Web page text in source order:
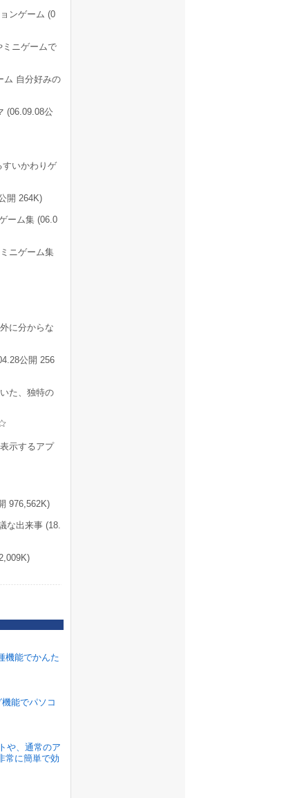
ンゲーム (0
ミニゲームで
ム 自分好みの
(06.09.08公
すいかわりゲ
開 264K)
ーム集 (06.0
ニゲーム集
に分からな
公開 256
た、独特の
示するアプ
976,562K)
な出来事 (18.
機能でかんた
能でパソコ
や、通常のア
常に簡単で効